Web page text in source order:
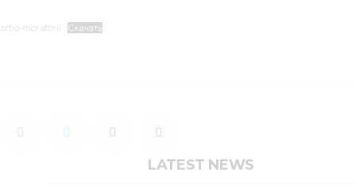
zrt-o-moratorii Скачать
LATEST NEWS